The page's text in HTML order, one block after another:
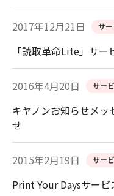
2017年12月21日 サ
「読取革命Lite」サ
2016年4月20日 サー
キヤノンお知らせメッ
せ
2015年2月19日 サー
Print Your Daysサー